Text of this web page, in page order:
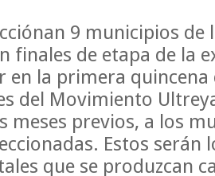
9 municipios
finales de etapa de la
en la primera quincena
del Movimiento
meses previos, a los
Estos
que se produzcan